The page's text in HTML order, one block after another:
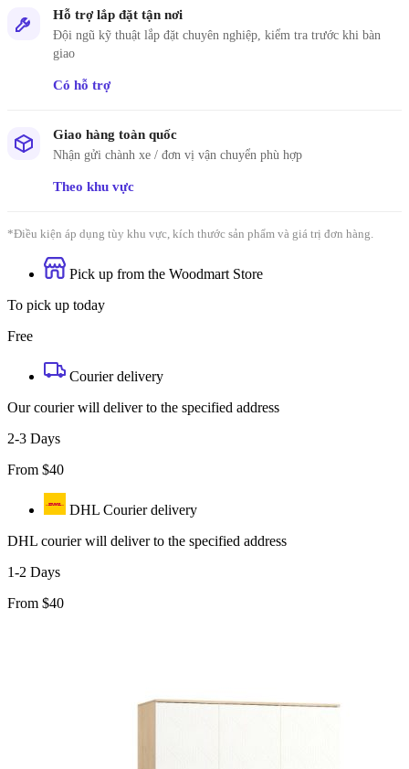
Hỗ trợ lắp đặt tận nơi
Đội ngũ kỹ thuật lắp đặt chuyên nghiệp, kiểm tra trước khi bàn
giao
Có hỗ trợ
Giao hàng toàn quốc
Nhận gửi chành xe / đơn vị vận chuyển phù hợp
Theo khu vực
*Điều kiện áp dụng tùy khu vực, kích thước sản phẩm và giá trị đơn hàng.
Pick up from the Woodmart Store
To pick up today
Free
Courier delivery
Our courier will deliver to the specified address
2-3 Days
From $40
DHL Courier delivery
DHL courier will deliver to the specified address
1-2 Days
From $40